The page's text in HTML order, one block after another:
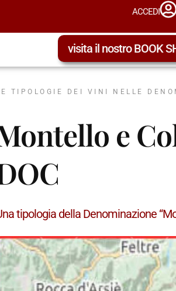
ACCEDI
visita il nostro BOOK
TIPOLOGIE DEI VINI NELLE
e
tipologia della Denominazione